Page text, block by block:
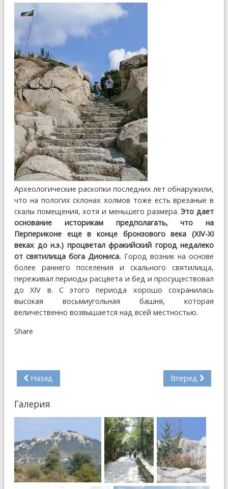
Археологические раскопки последних лет обнаружили,
что на пологих склонах холмов тоже есть врезаные в
скалы помещения, хотя и меньшего размера.Это дает
основание историкам предполагать, что на
Перпериконе еще в конце бронзового века (XIV-XI
веках до н.э.) процветал фракийский город недалеко
от святилища бога Диониса. Город возник на основе
более раннего поселения и скального святилища,
переживал периоды расцвета и бед и просуществовал
до XIV в. С этого периода хорошо сохранилась
высокая восьмиугольная башня, которая
величественно возвышается над всей местностью.
Share
Назад Вперед
Галерия